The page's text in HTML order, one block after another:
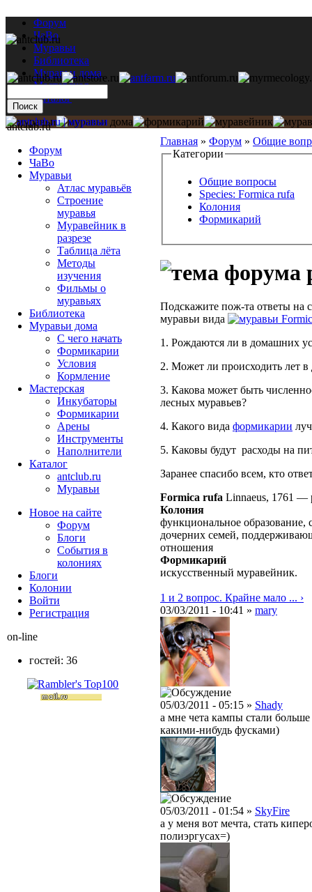
Форум
ЧаВо
Муравьи
Библиотека
Муравьи дома
Мастерская
Каталог
Главная » Форум » Общие
Категории
Общие вопросы
Species: Formica rufa
Колония
Формикарий
Подскажите пож-та ответы на
муравьи вида
1. Рождаются ли в домашних
2. Может ли происходить лет
3. Какова может быть
лесных муравьев?
4. Какого вида формикарии
5. Каковы будут расходы на
Заранее спасибо всем, кто
Formica rufa Linnaeus, 1761 —
Колония
функциональное образование,
дочерних семей,
отношения
Формикарий
искусственный муравейник.
1 и 2 вопрос. Крайне мало ... ›
03/03/2011 - 10:41 » mary
05/03/2011 - 05:15 » Shady
а мне чета кампы стали
какими-нибудь фусками)
05/03/2011 - 01:54 » SkyFire
а у меня вот мечта, стать
полиэргусах=)
antclub.ru
Форум
ЧаВо
Муравьи
Атлас муравьёв
Строение
муравья
Муравейник в
разрезе
Таблица лёта
Методы
изучения
Фильмы о
муравьях
Библиотека
Муравьи дома
С чего начать
Формикарии
Условия
Кормление
Мастерская
Инкубаторы
Формикарии
Арены
Инструменты
Наполнители
Каталог
antclub.ru
Муравьи
Новое на сайте
Форум
Блоги
События в
колониях
Блоги
Колонии
Войти
Peгиcтpaция
on-line
гостей: 36